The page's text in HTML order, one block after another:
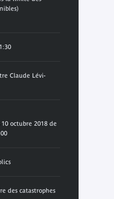
Claude Lévi-
octubre 2018 de
des catastrophes